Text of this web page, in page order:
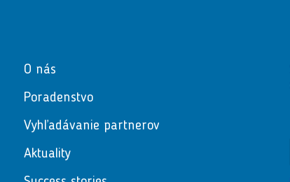
O nás
Poradenstvo
Vyhľadávanie partnerov
Aktuality